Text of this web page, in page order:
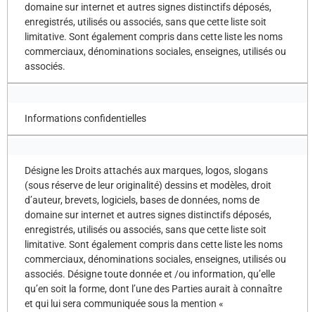
domaine sur internet et autres signes distinctifs déposés,
enregistrés, utilisés ou associés, sans que cette liste soit
limitative. Sont également compris dans cette liste les noms
commerciaux, dénominations sociales, enseignes, utilisés ou
associés.
Informations confidentielles
Désigne les Droits attachés aux marques, logos, slogans
(sous réserve de leur originalité) dessins et modèles, droit
d’auteur, brevets, logiciels, bases de données, noms de
domaine sur internet et autres signes distinctifs déposés,
enregistrés, utilisés ou associés, sans que cette liste soit
limitative. Sont également compris dans cette liste les noms
commerciaux, dénominations sociales, enseignes, utilisés ou
associés. Désigne toute donnée et /ou information, qu’elle
qu’en soit la forme, dont l’une des Parties aurait à connaître
et qui lui sera communiquée sous la mention «